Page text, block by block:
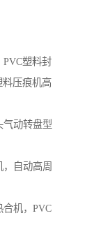
塑料封
料压痕机高
动转盘型
自动高周
机，PVC